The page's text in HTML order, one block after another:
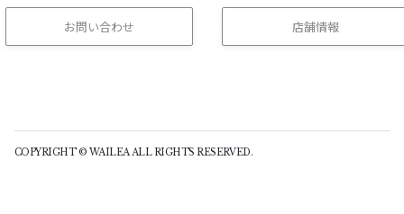
お問い合わせ 店舗情報
COPYRIGHT © WAILEA ALL RIGHTS RESERVED.